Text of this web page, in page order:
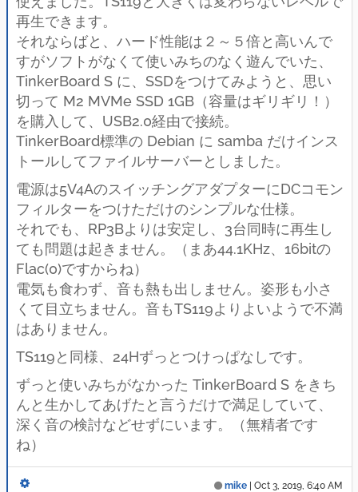
再生できます。
それならばと、ハード性能は２～５倍と高いんで
すがソフトがなくて使いみちのなく遊んでいた、
TinkerBoard S に、SSDをつけてみようと、思い
切って M2 MVMe SSD 1GB（容量はギリギリ！）
を購入して、USB2.0経由で接続。
TinkerBoard標準の Debian に samba だけインス
トールしてファイルサーバーとしました。
電源は5V4AのスイッチングアダプターにDCコモン
フィルターをつけただけのシンプルな仕様。
それでも、RP3Bよりは安定し、3台同時に再生し
ても問題は起きません。（まあ44.1KHz、16bitの
Flac(0)ですからね）
電気も食わず、音も熱も出しません。姿形も小さ
くて目立ちません。音もTS119よりよいようで不満
はありません。
TS119と同様、24Hずっとつけっぱなしです。
ずっと使いみちがなかった TinkerBoard S をきち
んと生かしてあげたと言うだけで満足していて、
深く音の検討などせずにいます。（無精者です
ね）
mike Oct 3, 2019, 6:40 AM